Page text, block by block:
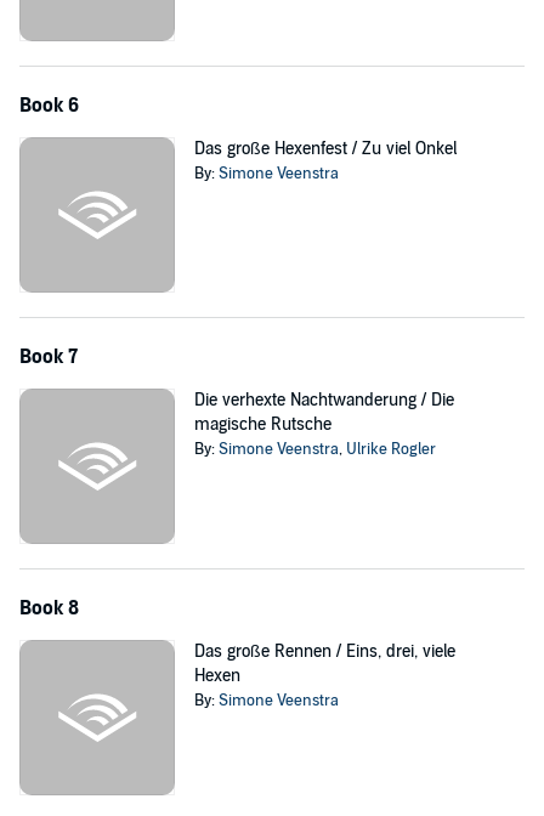
Book 6
Das große Hexenfest / Zu viel Onkel
By:Simone Veenstra
Book 7
Die verhexte Nachtwanderung / Die
magische Rutsche
By:Simone Veenstra, Ulrike Rogler
Book 8
Das große Rennen / Eins, drei, viele
Hexen
By:Simone Veenstra